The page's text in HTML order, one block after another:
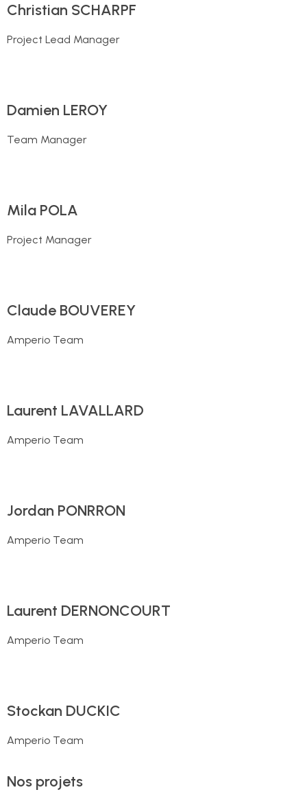
Christian SCHARPF
Project Lead Manager
Damien LEROY
Team Manager
Mila POLA
Project Manager
Claude BOUVEREY
Amperio Team
Laurent LAVALLARD
Amperio Team
Jordan PONRRON
Amperio Team
Laurent DERNONCOURT
Amperio Team
Stockan DUCKIC
Amperio Team
Nos projets